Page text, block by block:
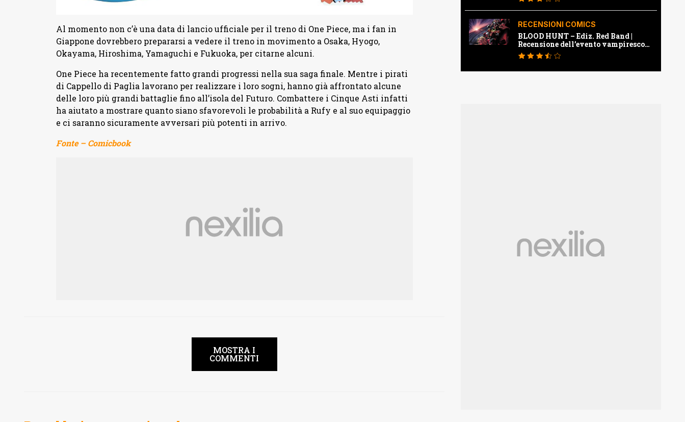
Al momento non c’è una data di lancio ufficiale per il treno di One Piece, ma i fan in
Giappone dovrebbero prepararsi a vedere il treno in movimento a Osaka, Hyogo,
Okayama, Hiroshima, Yamaguchi e Fukuoka, per citarne alcuni.
One Piece ha recentemente fatto grandi progressi nella sua saga finale. Mentre i pirati
di Cappello di Paglia lavorano per realizzare i loro sogni, hanno già affrontato alcune
delle loro più grandi battaglie fino all’isola del Futuro. Combattere i Cinque Asti infatti
ha aiutato a mostrare quanto siano sfavorevoli le probabilità a Rufy e al suo equipaggio
e ci saranno sicuramente avversari più potenti in arrivo.
Fonte – Comicbook
MOSTRA I
COMMENTI
RECENSIONI COMICS
BLOOD HUNT – Ediz. Red Band |
Recensione dell’evento vampiresco
della Marvel